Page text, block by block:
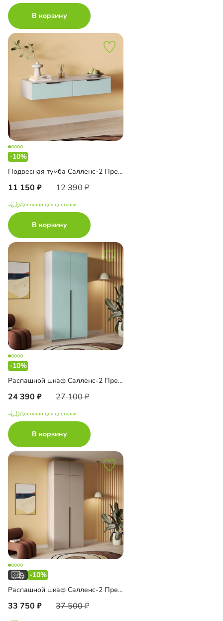
В корзину
-10%
Подвесная тумба Салленс-2 Премиум
11 150 12 390
Доступно для доставки
В корзину
-10%
Распашной шкаф Салленс-2 Премиум
24 390 27 100
Доступно для доставки
В корзину
-10%
Распашной шкаф Салленс-2 Премиум с антресолью
33 750 37 500